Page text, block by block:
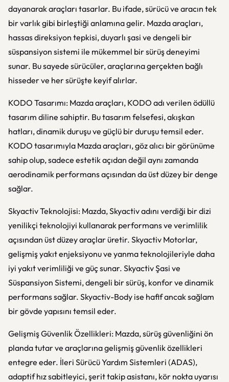
dayanarak araçları tasarlar. Bu ifade, sürücü ve aracın tek
bir varlık gibi birleştiği anlamına gelir. Mazda araçları,
hassas direksiyon tepkisi, duyarlı şasi ve dengeli bir
süspansiyon sistemi ile mükemmel bir sürüş deneyimi
sunar. Bu sayede sürücüler, araçlarına gerçekten bağlı
hisseder ve her sürüşte keyif alırlar.
KODO Tasarımı: Mazda araçları, KODO adı verilen ödüllü
tasarım diline sahiptir. Bu tasarım felsefesi, akışkan
hatları, dinamik duruşu ve güçlü bir duruşu temsil eder.
KODO tasarımıyla Mazda araçları, göz alıcı bir görünüme
sahip olup, sadece estetik açıdan değil aynı zamanda
aerodinamik performans açısından da üst düzey bir denge
sağlar.
Skyactiv Teknolojisi: Mazda, Skyactiv adını verdiği bir dizi
yenilikçi teknolojiyi kullanarak performans ve verimlilik
açısından üst düzey araçlar üretir. Skyactiv Motorlar,
gelişmiş yakıt enjeksiyonu ve yanma teknolojileriyle daha
iyi yakıt verimliliği ve güç sunar. Skyactiv Şasi ve
Süspansiyon Sistemi, dengeli bir sürüş, konfor ve dinamik
performans sağlar. Skyactiv-Body ise hafif ancak sağlam
bir gövde yapısını temsil eder.
Gelişmiş Güvenlik Özellikleri: Mazda, sürüş güvenliğini ön
planda tutar ve araçlarına gelişmiş güvenlik özellikleri
entegre eder. İleri Sürücü Yardım Sistemleri (ADAS),
adaptif hız sabitleyici, şerit takip asistanı, kör nokta uyarısı